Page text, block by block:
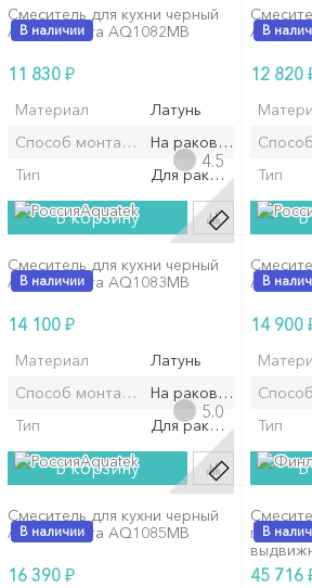
В наличии
Смеситель для кухни черный
Aquatek Вега AQ1082MB
11 830 ₽
Материал
Латунь
Способ монтажа/установкиНа раковину/мойку
Тип
Для раковины
В корзину
В
Aquatek
12 820
Тип
В
Aquatek
4.5
В наличии
Смеситель для кухни черный
Aquatek Вега AQ1083MB
14 100 ₽
Материал
Латунь
Способ монтажа/установкиНа раковину/мойку
Тип
Для раковины
В корзину
В
Aquatek
14 900
Тип
В
Aquatek
5.0
В наличии
Смеситель для кухни черный
Aquatek Вега AQ1085MB
16 390 ₽
В
Saona
45 716